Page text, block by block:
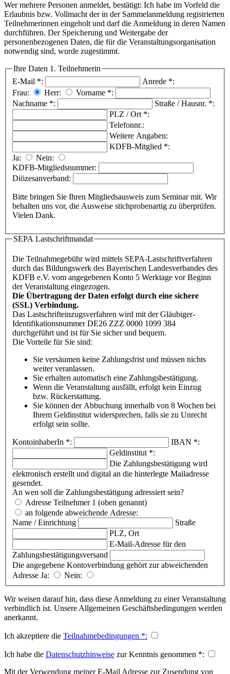
Wer mehrere Personen anmeldet, bestätigt: Ich habe im Vorfeld die
Erlaubnis bzw. Vollmacht der in der Sammelanmeldung registrierten
Teilnehmerinnen eingeholt und darf die Anmeldung in deren Namen
durchführen. Der Speicherung und Weitergabe der
personenbezogenen Daten, die für die Veranstaltungsorganisation
notwendig sind, wurde zugestimmt.
Ihre Daten 1. Teilnehmerin
E-Mail *: Anrede *:
Frau:
Herr: Vorname *:
Nachname *: Straße / Hausnr. *:
PLZ / Ort *:
Telefonnr.:
Weitere Angaben:
KDFB-Mitglied *:
Ja:
Nein:
KDFB-Mitgliedsnummer:
Diözesanverband:
Bitte bringen Sie Ihren Mitgliedsausweis zum Seminar mit. Wir
behalten uns vor, die Ausweise stichprobenartig zu überprüfen.
Vielen Dank.
SEPA Lastschriftmandat
Die Teilnahmegebühr wird mittels SEPA-Lastschriftverfahren
durch das Bildungswerk des Bayerischen Landesverbandes des
KDFB e.V. vom angegebenen Konto 5 Werktage vor Beginn
der Veranstaltung eingezogen.
Die Übertragung der Daten erfolgt durch eine sichere
(SSL) Verbindung.
Das Lastschrifteinzugsverfahren wird mit der Gläubiger-
Identifikationsnummer DE26 ZZZ 0000 1099 384
durchgeführt und ist für Sie sicher und bequem.
Die Vorteile für Sie sind:
Sie versäumen keine Zahlungsfrist und müssen nichts
weiter veranlassen.
Sie erhalten automatisch eine Zahlungsbestätigung.
Wenn die Veranstaltung ausfällt, erfolgt kein Einzug
bzw. Rückerstattung.
Sie können der Abbuchung innerhalb von 8 Wochen bei
Ihrem Geldinstitut widersprechen, falls sie zu Unrecht
erfolgt sein sollte.
KontoinhaberIn *: IBAN *:
Geldinstitut *:
Die Zahlungsbestätigung wird
elektronisch erstellt und digital an die hinterlegte Mailadresse
gesendet.
An wen soll die Zahlungsbestätigung adressiert sein?
Adresse Teilnehmer 1 (oben genannt)
an folgende abweichende Adresse:
Name / Einrichtung
Straße
PLZ, Ort
E-Mail-Adresse für den
Zahlungsbestätigungsversand
Die angegebene Kontoverbindung gehört zur abweichenden
Adresse Ja: Nein:
Wir weisen darauf hin, dass diese Anmeldung zu einer Veranstaltung
verbindlich ist. Unsere Allgemeinen Geschäftsbedingungen werden
anerkannt.
Ich akzeptiere die Teilnahmebedingungen *:
Ich habe die Datenschutzhinweise zur Kenntnis genommen *:
Mit der Verwendung meiner E-Mail Adresse zur Zusendung von